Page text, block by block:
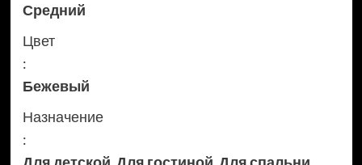
Средний
Цвет
:
Бежевый
Назначение
: